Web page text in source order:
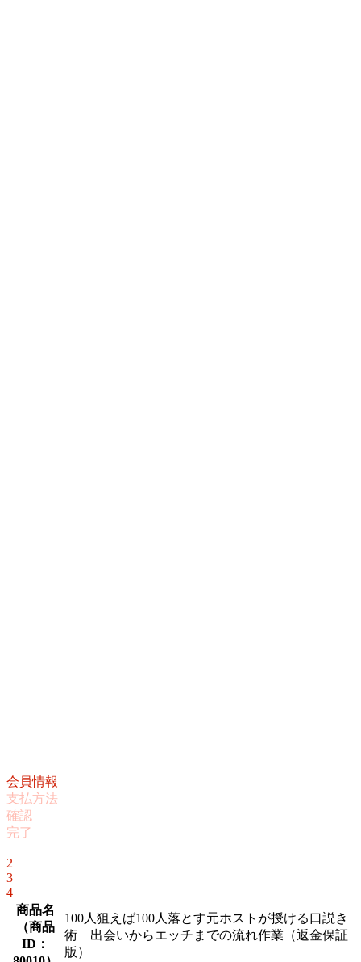
会員情報
支払方法
確認
完了
2
3
4
商品名
（商品
ID：
100人狙えば100人落とす元ホストが授ける口説き
術 出会いからエッチまでの流れ作業（返金保証
版）